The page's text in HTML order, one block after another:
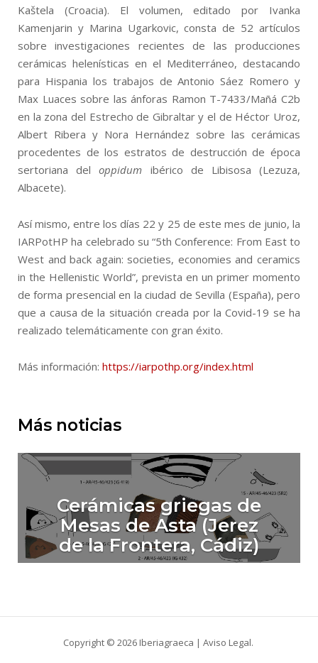
Kaštela (Croacia). El volumen, editado por Ivanka
Kamenjarin y Marina Ugarkovic, consta de 52 artículos
sobre investigaciones recientes de las producciones
cerámicas helenísticas en el Mediterráneo, destacando
para Hispania los trabajos de Antonio Sáez Romero y
Max Luaces sobre las ánforas Ramon T-7433/Mañá C2b
en la zona del Estrecho de Gibraltar y el de Héctor Uroz,
Albert Ribera y Nora Hernández sobre las cerámicas
procedentes de los estratos de destrucción de época
sertoriana deloppidum ibérico de Libisosa (Lezuza,
Albacete).
Así mismo, entre los días 22 y 25 de este mes de junio, la
IARPotHP ha celebrado su “5th Conference: From East to
West and back again: societies, economies and ceramics
in the Hellenistic World”, prevista en un primer momento
de forma presencial en la ciudad de Sevilla (España), pero
que a causa de la situación creada por la Covid-19 se ha
realizado telemáticamente con gran éxito.
Más información: https://iarpothp.org/index.html
Más noticias
Cerámicas griegas de
Mesas de Asta (Jerez
de la Frontera, Cádiz)
Copyright © 2026 Iberiagraeca | Aviso Legal.